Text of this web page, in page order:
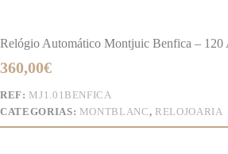
Relógio Automático Montjuic Benfica – 120
360,00€
REF: MJ1.01BENFICA
CATEGORIAS: MONTBLANC, RELOJOARIA